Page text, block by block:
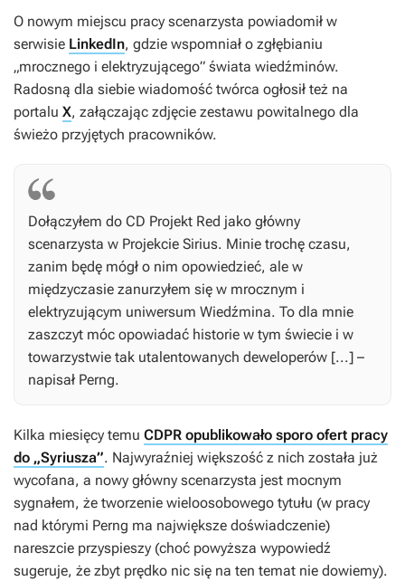
O nowym miejscu pracy scenarzysta powiadomił w
serwisie LinkedIn, gdzie wspomniał o zgłębianiu
„mrocznego i elektryzującego” świata wiedźminów.
Radosną dla siebie wiadomość twórca ogłosił też na
portalu X, załączając zdjęcie zestawu powitalnego dla
świeżo przyjętych pracowników.
Dołączyłem do CD Projekt Red jako główny
scenarzysta w Projekcie Sirius. Minie trochę czasu,
zanim będę mógł o nim opowiedzieć, ale w
międzyczasie zanurzyłem się w mrocznym i
elektryzującym uniwersum Wiedźmina. To dla mnie
zaszczyt móc opowiadać historie w tym świecie i w
towarzystwie tak utalentowanych deweloperów [...] –
napisał Perng.
Kilka miesięcy temu CDPR opublikowało sporo ofert pracy
do „Syriusza”. Najwyraźniej większość z nich została już
wycofana, a nowy główny scenarzysta jest mocnym
sygnałem, że tworzenie wieloosobowego tytułu (w pracy
nad którymi Perng ma największe doświadczenie)
nareszcie przyspieszy (choć powyższa wypowiedź
sugeruje, że zbyt prędko nic się na ten temat nie dowiemy).